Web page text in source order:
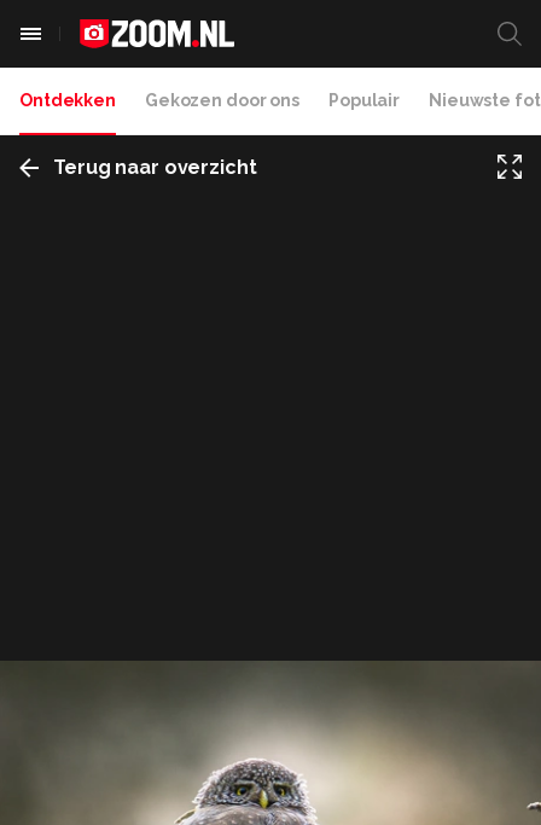
Ontdekken Gekozen door ons Populair Nieuwste
Terug naar overzicht